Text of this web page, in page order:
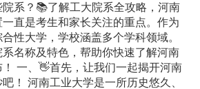
系？📚了解工大院系全攻略，河南
直是考生和家长关注的重点。作为
性大学，学校涵盖多个学科领域。
名称及特色，帮助你快速了解河南
一、👋首先，让我们一起揭开河南
！ 河南工业大学是一所历史悠久、